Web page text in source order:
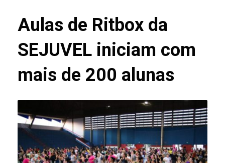
Aulas de Ritbox da
SEJUVEL iniciam com
mais de 200 alunas